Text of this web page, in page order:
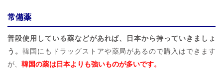
常備薬
普段使用している薬などがあれば、日本から持っていきましょ
う。 韓国にもドラッグストアや薬局があるので購入はできます
が、 韓国の薬は日本よりも強いものが多いです。